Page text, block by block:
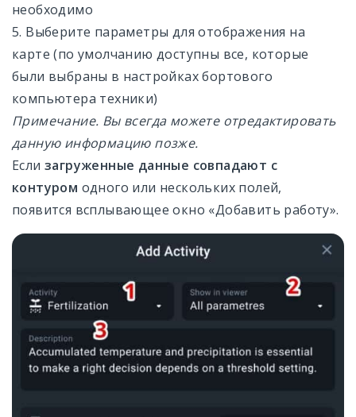
необходимо
5. Выберите параметры для отображения на
карте (по умолчанию доступны все, которые
были выбраны в настройках бортового
компьютера техники)
Примечание. Вы всегда можете отредактировать
данную информацию позже.
Если загруженные данные совпадают с
контуром одного или нескольких полей,
появится всплывающее окно «Добавить работу».